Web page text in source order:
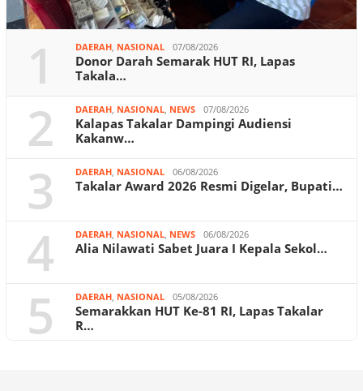
1 DAERAH, NASIONAL 07/08/2026
Donor Darah Semarak HUT RI, Lapas
Takala…
2 DAERAH, NASIONAL, NEWS 07/08/2026
Kalapas Takalar Dampingi Audiensi
Kakanw…
3 DAERAH, NASIONAL 06/08/2026
Takalar Award 2026 Resmi Digelar, Bupati…
4 DAERAH, NASIONAL, NEWS 06/08/2026
Alia Nilawati Sabet Juara I Kepala Sekol…
5 DAERAH, NASIONAL 05/08/2026
Semarakkan HUT Ke-81 RI, Lapas Takalar
R…